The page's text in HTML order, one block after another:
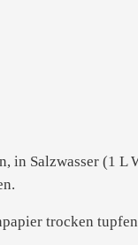
in Salzwasser (1 L
trocken